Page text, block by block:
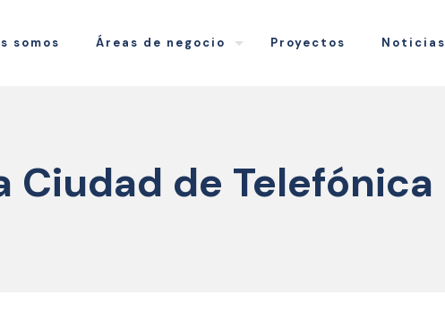
somos Áreas de negocio Proyectos Noticias
Ciudad de Telefónica